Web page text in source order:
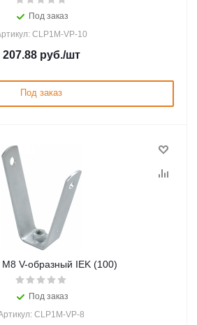
Под заказ
CLP1M-VP-10
207.88руб./шт
Под заказ
М8 V-образный IEK (100)
Под заказ
CLP1M-VP-8